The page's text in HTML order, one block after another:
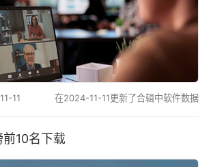
11 在2024-11-11更新了合辑中软件数据
10名下载